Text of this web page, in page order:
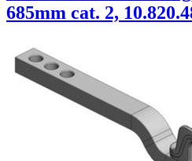
685mm cat. 2,